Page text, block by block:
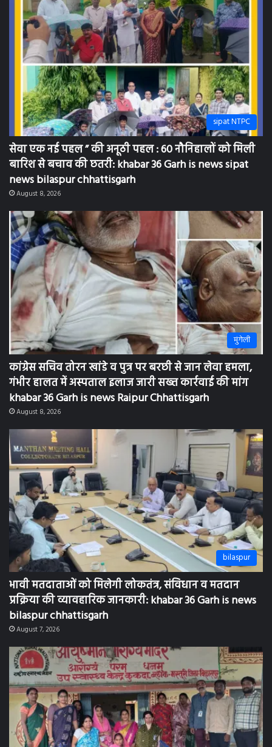
sipat NTPC
सेवा एक नई पहल ” की अनूठी पहल : 60 नौनिहालों को मिली
बारिश से बचाव की छतरी: khabar 36 Garh is news sipat
news bilaspur chhattisgarh
August 8, 2026
मुंगेली
कांग्रेस सचिव तोरन खांडे व पुत्र पर बरछी से जान लेवा हमला,
गंभीर हालत में अस्पताल इलाज जारी सख्त कार्रवाई की मांग
khabar 36 Garh is news Raipur Chhattisgarh
August 8, 2026
bilaspur
भावी मतदाताओं को मिलेगी लोकतंत्र, संविधान व मतदान
प्रक्रिया की व्यावहारिक जानकारी: khabar 36 Garh is news
bilaspur chhattisgarh
August 7, 2026